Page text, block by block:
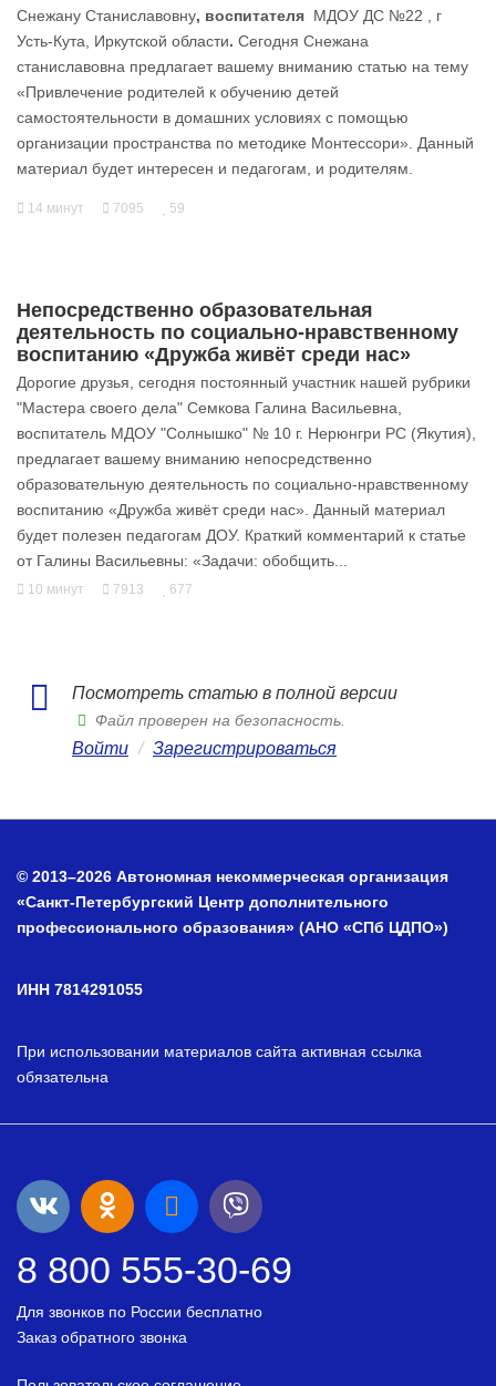
Снежану Станиславовну, воспитателя МДОУ ДС №22 , г
Усть-Кута, Иркутской области. Сегодня Снежана
станиславовна предлагает вашему вниманию статью на тему
«Привлечение родителей к обучению детей
самостоятельности в домашних условиях с помощью
организации пространства по методике Монтессори». Данный
материал будет интересен и педагогам, и родителям.
14 минут 7095 59
Непосредственно образовательная
деятельность по социально-нравственному
воспитанию «Дружба живёт среди нас»
Дорогие друзья, сегодня постоянный участник нашей рубрики
"Мастера своего дела" Семкова Галина Васильевна,
воспитатель МДОУ "Солнышко" № 10 г. Нерюнгри РС (Якутия),
предлагает вашему вниманию непосредственно
образовательную деятельность по социально-нравственному
воспитанию «Дружба живёт среди нас». Данный материал
будет полезен педагогам ДОУ. Краткий комментарий к статье
от Галины Васильевны: «Задачи: обобщить...
10 минут 7913 677
Посмотреть статью в полной версии
Файл проверен на безопасность.
Войти / Зарегистрироваться
© 2013–2026 Автономная некоммерческая организация
«Санкт-Петербургский Центр дополнительного
профессионального образования» (АНО «СПб ЦДПО»)
ИНН 7814291055
При использовании материалов сайта активная ссылка
обязательна
8 800 555-30-69
Для звонков по России бесплатно
Заказ обратного звонка